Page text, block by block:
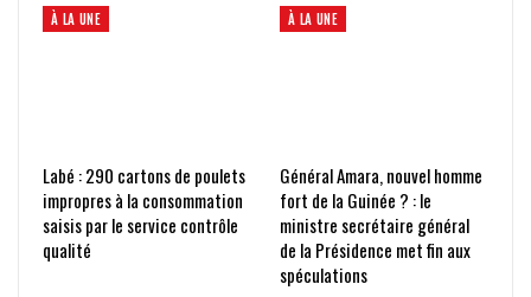
À LA UNE
Labé : 290 cartons de poulets
impropres à la consommation
saisis par le service contrôle
qualité
À LA UNE
Général Amara, nouvel homme
fort de la Guinée ? : le
ministre secrétaire général
de la Présidence met fin aux
spéculations